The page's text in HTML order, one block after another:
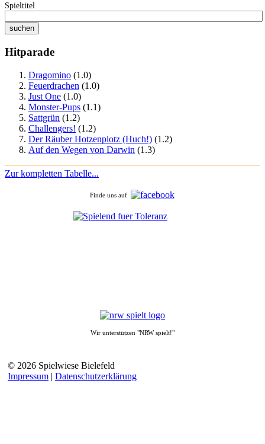
Spieltitel
Hitparade
Dragomino (1.0)
Feuerdrachen (1.0)
Just One (1.0)
Monster-Pups (1.1)
Sattgrün (1.2)
Challengers! (1.2)
Der Räuber Hotzenplotz (Huch!) (1.2)
Auf den Wegen von Darwin (1.3)
Zur kompletten Tabelle...
Finde uns auf
Wir unterstützen "NRW spielt!"
© 2026 Spielwiese Bielefeld
Impressum | Datenschutzerklärung